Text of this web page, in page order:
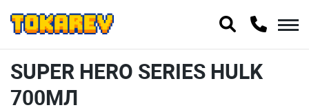
SUPER HERO SERIES HULK
700МЛ